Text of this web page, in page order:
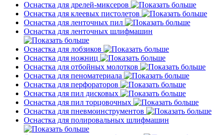
Оснастка для дрелей-миксеров
Оснастка для клеевых пистолетов
Оснастка для ленточных пил
Оснастка для ленточных шлифмашин
Оснастка для лобзиков
Оснастка для ножниц
Оснастка для отбойных молотков
Оснастка для пеноматериала
Оснастка для перфораторов
Оснастка для пил дисковых
Оснастка для пил торцовочных
Оснастка для пневмоинструментов
Оснастка для полировальных шлифмашин